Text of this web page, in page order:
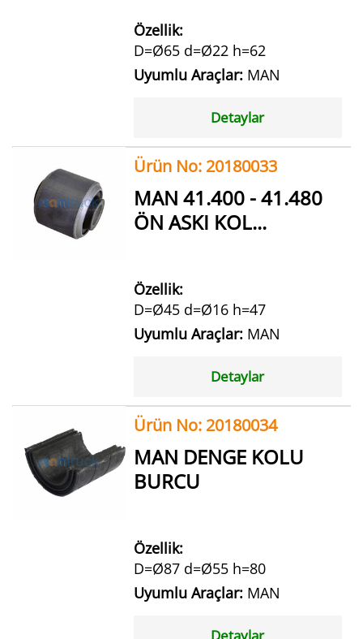
Özellik:
D=Ø65 d=Ø22 h=62
Uyumlu Araçlar: MAN
Detaylar
Ürün No: 20180033
MAN 41.400 - 41.480
ÖN ASKI KOL...
Özellik:
D=Ø45 d=Ø16 h=47
Uyumlu Araçlar: MAN
Detaylar
Ürün No: 20180034
MAN DENGE KOLU
BURCU
Özellik:
D=Ø87 d=Ø55 h=80
Uyumlu Araçlar: MAN